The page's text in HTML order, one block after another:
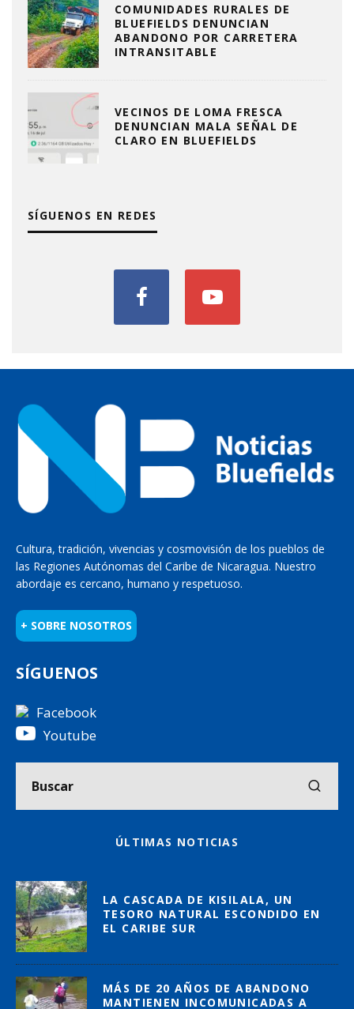
COMUNIDADES RURALES DE
BLUEFIELDS DENUNCIAN
ABANDONO POR CARRETERA
INTRANSITABLE
VECINOS DE LOMA FRESCA
DENUNCIAN MALA SEÑAL DE
CLARO EN BLUEFIELDS
SÍGUENOS EN REDES
Cultura, tradición, vivencias y cosmovisión de los pueblos de
las Regiones Autónomas del Caribe de Nicaragua. Nuestro
abordaje es cercano, humano y respetuoso.
+ SOBRE NOSOTROS
SÍGUENOS
Facebook
Youtube
ÚLTIMAS NOTICIAS
LA CASCADA DE KISILALA, UN
TESORO NATURAL ESCONDIDO EN
EL CARIBE SUR
MÁS DE 20 AÑOS DE ABANDONO
MANTIENEN INCOMUNICADAS A